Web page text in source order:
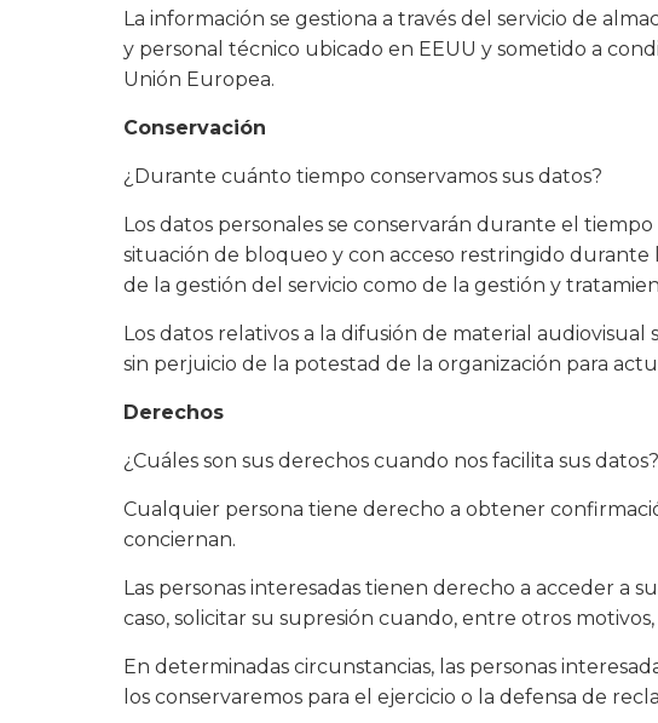
La información se gestiona a través del servicio de
y personal técnico ubicado en EEUU y sometido a
Unión Europea.
Conservación
¿Durante cuánto tiempo conservamos sus datos?
Los datos personales se conservarán durante el
situación de bloqueo y con acceso restringido
de la gestión del servicio como de la gestión y
Los datos relativos a la difusión de material
sin perjuicio de la potestad de la organización para
Derechos
¿Cuáles son sus derechos cuando nos facilita sus datos?
Cualquier persona tiene derecho a obtener
conciernan.
Las personas interesadas tienen derecho a acceder a
caso, solicitar su supresión cuando, entre otros
En determinadas circunstancias, las personas
los conservaremos para el ejercicio o la defensa de